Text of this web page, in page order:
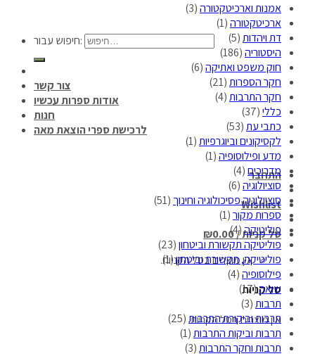
חיפוש עבור:
צור קשר
אודות ספרות עכשיו
חנות
לרכישת ספרי הוצאת מאה
התחבר
Wishlist
סל קניות /
₪0.00
אין מוצרים בסל הקניות.
סל קניות
אין מוצרים בסל הקניות.
אמנות וארכיטקטורה(3)
ארכיטקטורה(1)
דת ויהדות(5)
היסטוריה(186)
חוק משפט ואתיקה(6)
חקר הספרות(21)
חקר התרבות(4)
כללי(37)
כתבי עת(53)
לקסיקונים וביוגרפיות(1)
מדע ופילוסופיה(1)
מדריכים(4)
סוציולוגיה(6)
סוציולוגיה פסיכולוגיה וחינוך (51)
ספרות מקור(1)
פוליטיקה(4)
פוליטיקה תקשורת וביטחון(23)
פוליטיקה, תקשורת וביטחון(1)
פילוסופיה(4)
שואה(17)
תרבות(3)
תרבות וביקורת התרבות(25)
תרבות וביקות התרבות(1)
תרבות וחקר התרבות(3)